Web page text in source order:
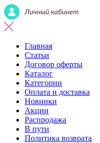
Главная
Статьи
Договор оферты
Каталог
Категории
Оплата и доставка
Новинки
Акции
Распродажа
В пути
Политика возврата